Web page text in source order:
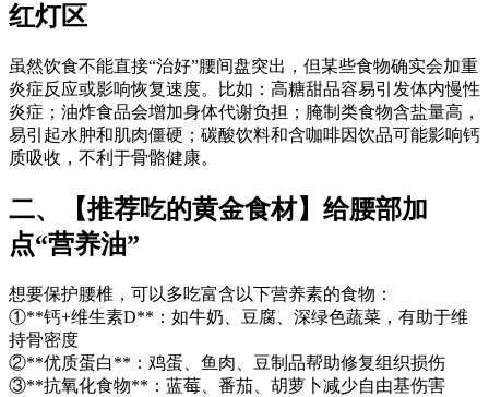
红灯区
虽然饮食不能直接“治好”腰间盘突出，但某些食物确实会加重
炎症反应或影响恢复速度。比如：高糖甜品容易引发体内慢性
炎症；油炸食品会增加身体代谢负担；腌制类食物含盐量高，
易引起水肿和肌肉僵硬；碳酸饮料和含咖啡因饮品可能影响钙
质吸收，不利于骨骼健康。
二、【推荐吃的黄金食材】给腰部加
点“营养油”
想要保护腰椎，可以多吃富含以下营养素的食物：
①**钙+维生素D**：如牛奶、豆腐、深绿色蔬菜，有助于维
持骨密度
②**优质蛋白**：鸡蛋、鱼肉、豆制品帮助修复组织损伤
③**抗氧化食物**：蓝莓、番茄、胡萝卜减少自由基伤害